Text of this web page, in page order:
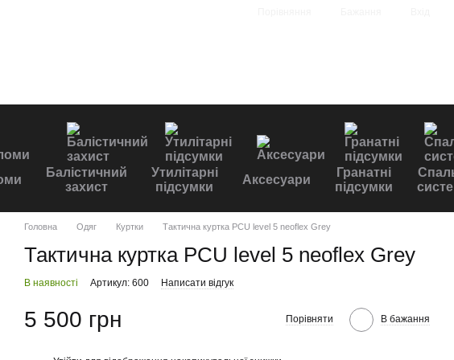
Балістичний
захист
Утилітарні
підсумки
Аксесуари
Гранатні
підсумки
Головна Одяг Куртки Тактична куртка PCU level 5 neoflex Grey
Тактична куртка PCU level 5 neoflex Grey
В наявності Артикул: 600 Написати відгук
5 500 грн Порівняти В бажання